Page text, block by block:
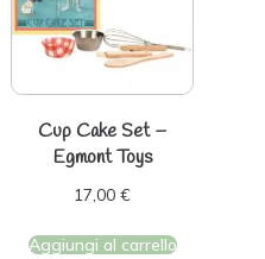
Cup Cake Set –
Egmont Toys
17,00 €
Aggiungi al carrello